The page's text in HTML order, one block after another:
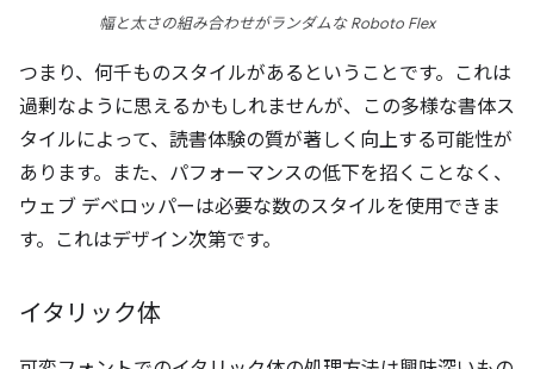
幅と太さの組み合わせがランダムな Roboto Flex
つまり、何千ものスタイルがあるということです。これは
過剰なように思えるかもしれませんが、この多様な書体ス
タイルによって、読書体験の質が著しく向上する可能性が
あります。また、パフォーマンスの低下を招くことなく、
ウェブ デベロッパーは必要な数のスタイルを使用できま
す。これはデザイン次第です。
イタリック体